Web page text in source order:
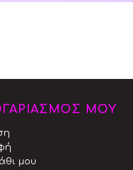
ΜΟΥ
μου